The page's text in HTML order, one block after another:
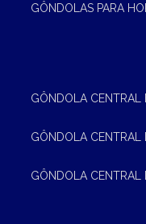
GÔNDOLAS PARA
GÔNDOLA
GÔNDOLA
GÔNDOLA